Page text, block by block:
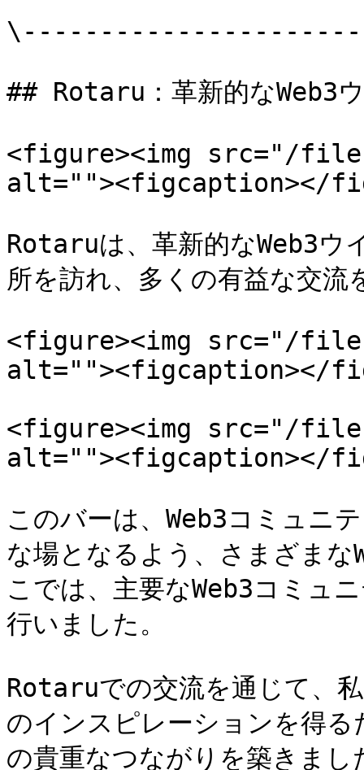
## Rotaru：革新的なWeb3
<figure><img src="/files/
alt=""><figcaption></
Rotaruは、革新的なWeb3ウ
所を訪れ、多くの有益な交流
<figure><img src="/files/
alt=""><figcaption></
<figure><img src="/files/
alt=""><figcaption></
このバーは、Web3コミュニ
な場となるよう、さまざまな
こでは、主要なWeb3コミュ
行いました。
Rotaruでの交流を通じて、
のインスピレーションを得
の貴重なつながりを築きま